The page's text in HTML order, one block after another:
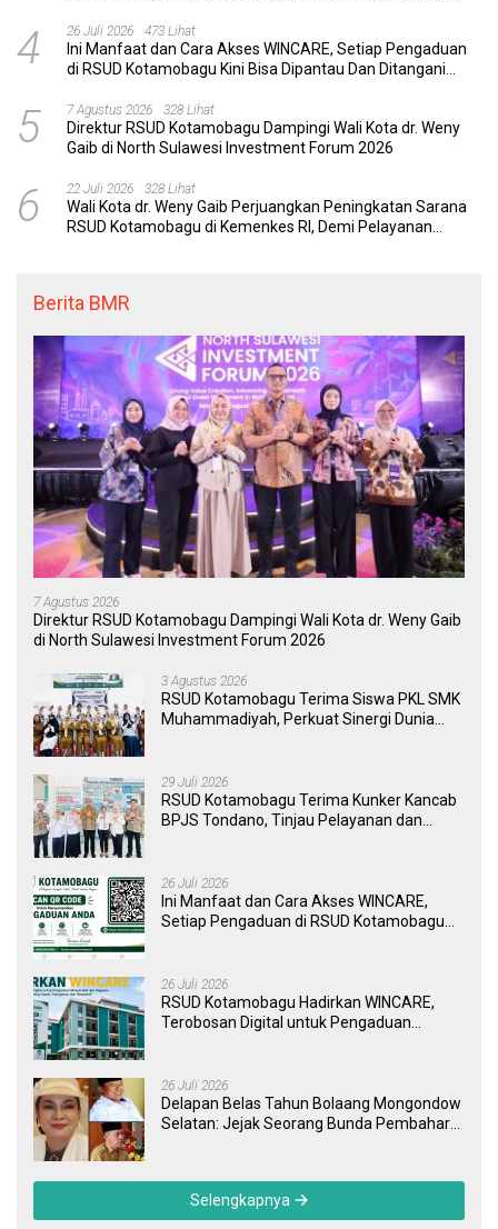
4 26 Juli 2026 473 Lihat
Ini Manfaat dan Cara Akses WINCARE, Setiap Pengaduan
di RSUD Kotamobagu Kini Bisa Dipantau Dan Ditangani
5 7 Agustus 2026 328 Lihat
Direktur RSUD Kotamobagu Dampingi Wali Kota dr. Weny
Gaib di North Sulawesi Investment Forum 2026
6 22 Juli 2026 328 Lihat
Wali Kota dr. Weny Gaib Perjuangkan Peningkatan Sarana
RSUD Kotamobagu di Kemenkes RI, Demi Pelayanan
Berita BMR
7 Agustus 2026
Direktur RSUD Kotamobagu Dampingi Wali Kota dr. Weny Gaib
di North Sulawesi Investment Forum 2026
3 Agustus 2026
RSUD Kotamobagu Terima Siswa PKL SMK
Muhammadiyah, Perkuat Sinergi Dunia
29 Juli 2026
RSUD Kotamobagu Terima Kunker Kancab
BPJS Tondano, Tinjau Pelayanan dan
26 Juli 2026
Ini Manfaat dan Cara Akses WINCARE,
Setiap Pengaduan di RSUD Kotamobagu
26 Juli 2026
RSUD Kotamobagu Hadirkan WINCARE,
Terobosan Digital untuk Pengaduan
26 Juli 2026
Delapan Belas Tahun Bolaang Mongondow
Selatan: Jejak Seorang Bunda Pembaharu
Selengkapnya